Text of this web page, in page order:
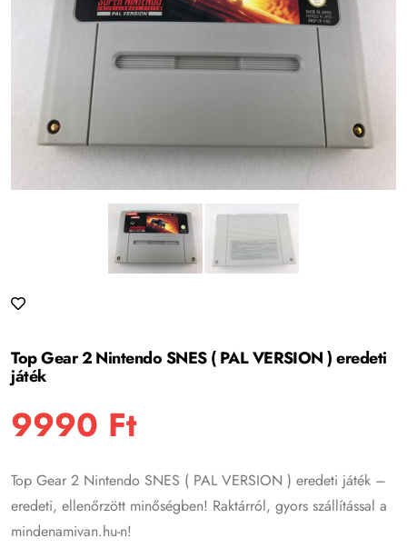
Top Gear 2 Nintendo SNES ( PAL VERSION ) eredeti
játék
9990 Ft
Top Gear 2 Nintendo SNES ( PAL VERSION ) eredeti játék –
eredeti, ellenőrzött minőségben! Raktárról, gyors szállítással a
mindenamivan.hu-n!